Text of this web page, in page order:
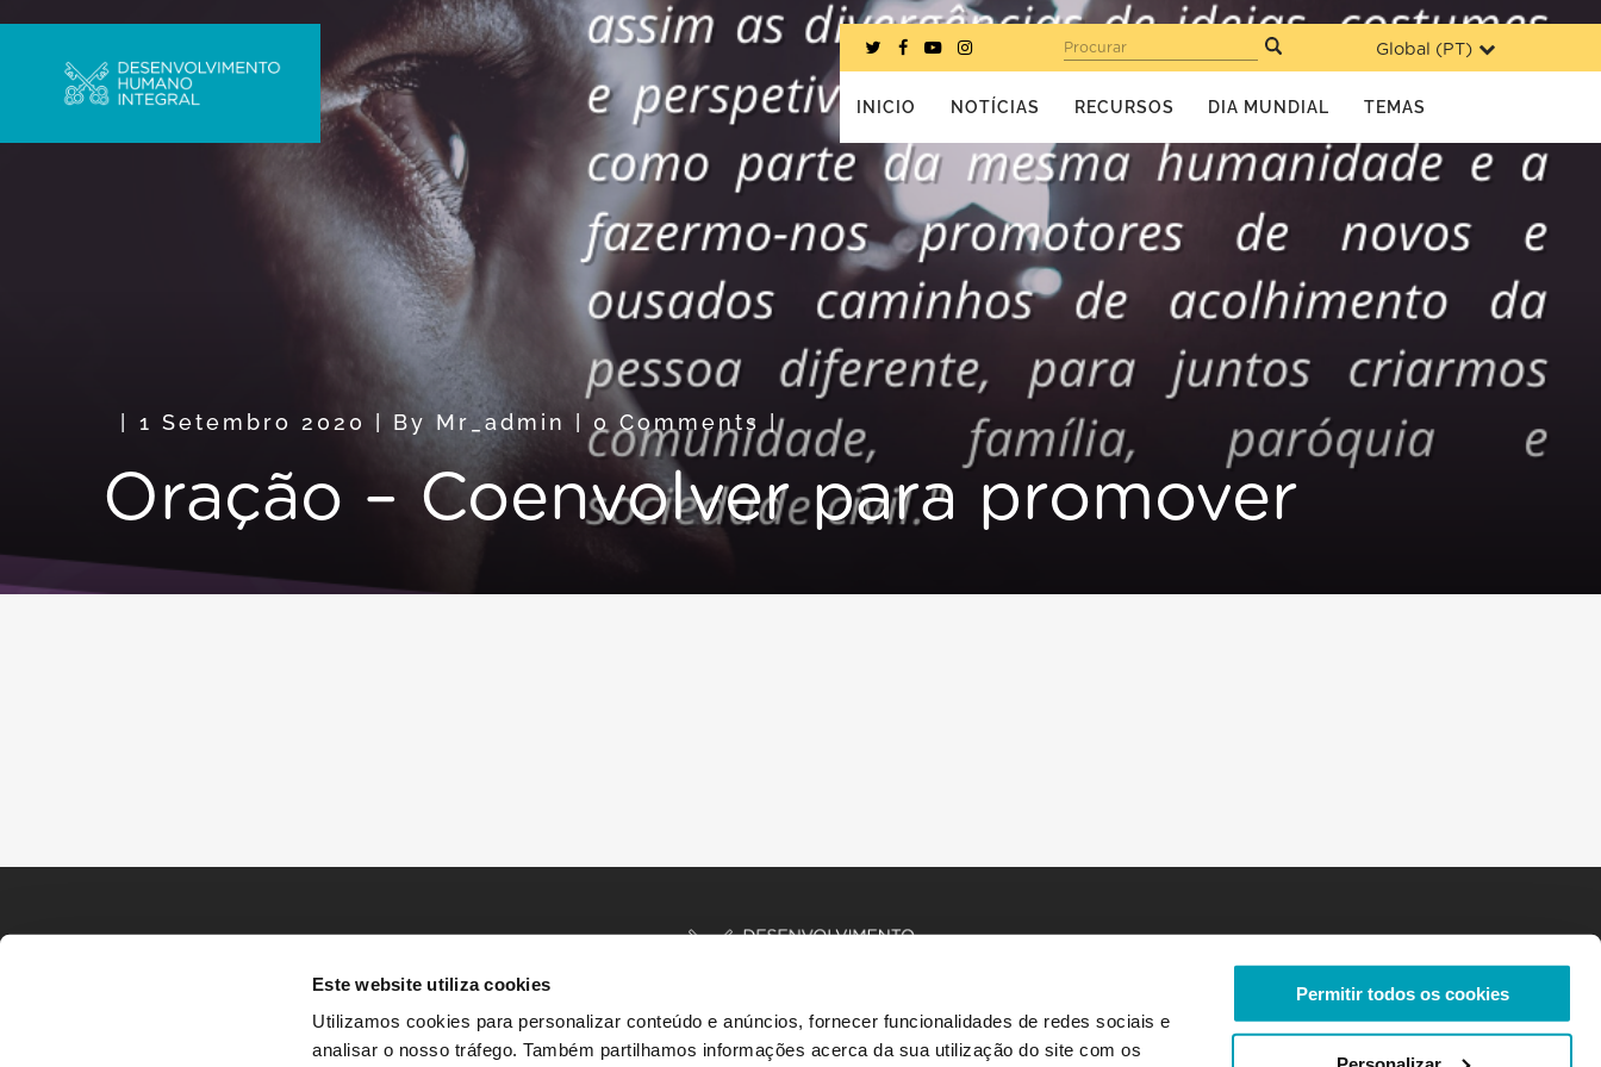
Este website utiliza cookies
Utilizamos cookies para personalizar conteúdo e anúncios, fornecer funcionalidades de redes sociais e
analisar o nosso tráfego. Também partilhamos informações acerca da sua utilização do site com os
Permitir todos os cookies
Global (PT)
Procurar
INICIO NOTÍCIAS RECURSOS DIA MUNDIAL TEMAS
1 Setembro 2020 By Mr_admin 0 Comments |
Oração – Coenvolver para promover
INÍCIO HISTÓRIAS RECURSOS